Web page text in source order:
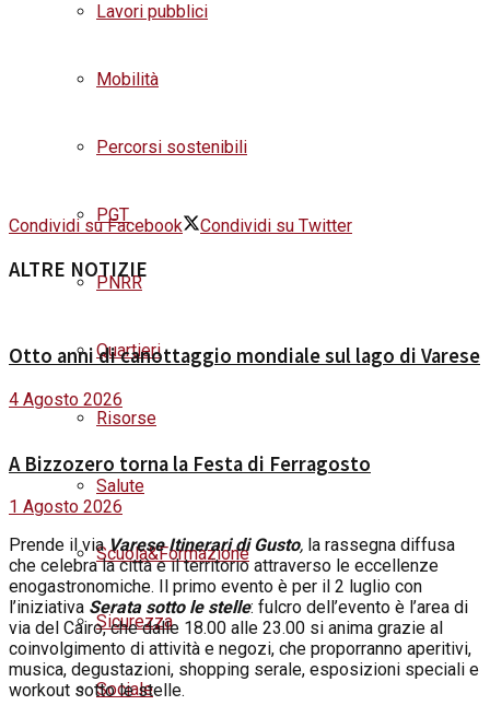
Lavori pubblici
Mobilità
Percorsi sostenibili
PGT
PNRR
Quartieri
Risorse
Salute
Scuola&Formazione
Sicurezza
Sociale
Condividi su Facebook Condividi su Twitter
ALTRE NOTIZIE
Otto anni di canottaggio mondiale sul lago di Varese
4 Agosto 2026
A Bizzozero torna la Festa di Ferragosto
1 Agosto 2026
Prende il viaVarese Itinerari di Gusto, la rassegna diffusa
che celebra la città e il territorio attraverso le eccellenze
enogastronomiche. Il primo evento è per il 2 luglio con
l’iniziativa Serata sotto le stelle: fulcro dell’evento è l’area di
via del Cairo, che dalle 18.00 alle 23.00 si anima grazie al
coinvolgimento di attività e negozi, che proporranno aperitivi,
musica, degustazioni, shopping serale, esposizioni speciali e
workout sotto le stelle.